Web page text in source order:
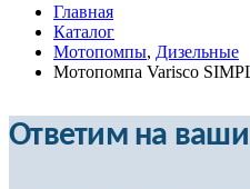
Главная
Каталог
Мотопомпы, Дизельные
Мотопомпа Varisco
Ответим на